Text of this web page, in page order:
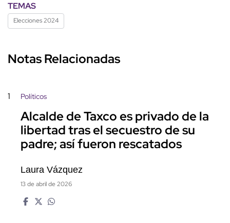
TEMAS
Elecciones 2024
Notas Relacionadas
1 Políticos
Alcalde de Taxco es privado de la
libertad tras el secuestro de su
padre; así fueron rescatados
Laura Vázquez
13 de abril de 2026